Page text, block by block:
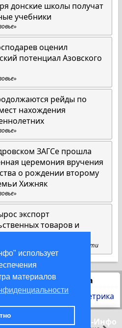
использует
материалов
донские школы получат
учебники
оценил
потенциал Азовского
рейды по
нахождения
ЗАГСе прошла
церемония вручения
о рождении второму
Хижняк
экспорт
товаров и
губернатора Ростовской области
Статистика
2000-2026 Азов-точка-Инфо